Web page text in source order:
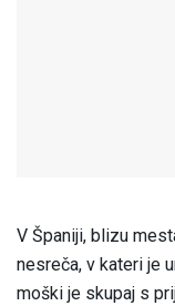
V Španiji, blizu
nesreča, v kateri je
moški je skupaj s